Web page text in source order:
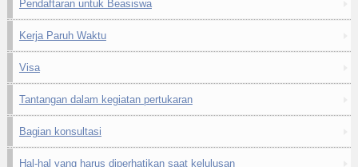
Pendaftaran untuk Beasiswa
Kerja Paruh Waktu
Visa
Tantangan dalam kegiatan pertukaran
Bagian konsultasi
Hal-hal yang harus diperhatikan saat kelulusan